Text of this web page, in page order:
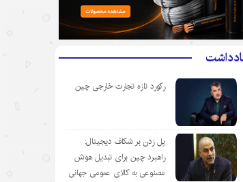
رکورد تازه تجارت خارجی چین
پل زدن بر شکاف دیجیتال:
راهبرد چین برای تبدیل هوش
مصنوعی به کالای عمومی جهانی